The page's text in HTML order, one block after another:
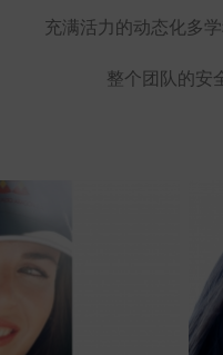
充满活力的动态化多
整个团队的安